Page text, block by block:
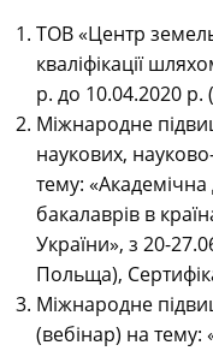
ТОВ «Центр
кваліфікації
р. до 10.04.2020 р.
Міжнародне
наукових,
тему: «Академічна
бакалаврів в
України», з 20-
Польща),
Міжнародне
(вебінар) на тему: